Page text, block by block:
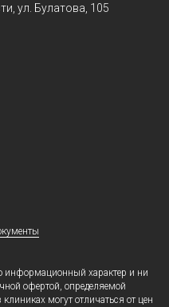
ул. Булатова, 105
информационный характер и ни
офертой, определяемой
могут отличаться от цен